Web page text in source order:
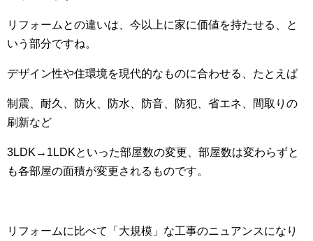
リフォームとの違いは、今以上に家に価値を持たせる、と
いう部分ですね。
デザイン性や住環境を現代的なものに合わせる、たとえば
制震、耐久、防火、防水、防音、防犯、省エネ、間取りの
刷新など
3LDK→1LDKといった部屋数の変更、部屋数は変わらずと
も各部屋の面積が変更されるものです。
リフォームに比べて「大規模」な工事のニュアンスになり